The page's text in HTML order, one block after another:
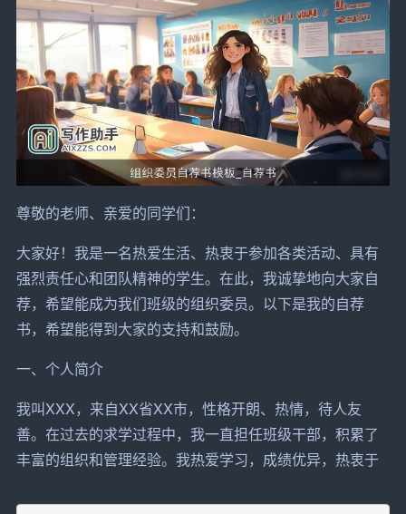
尊敬的老师、亲爱的同学们：
大家好！我是一名热爱生活、热衷于参加各类活动、具有
强烈责任心和团队精神的学生。在此，我诚挚地向大家自
荐，希望能成为我们班级的组织委员。以下是我的自荐
书，希望能得到大家的支持和鼓励。
一、个人简介
我叫XXX，来自XX省XX市，性格开朗、热情，待人友
善。在过去的求学过程中，我一直担任班级干部，积累了
丰富的组织和管理经验。我热爱学习，成绩优异，热衷于